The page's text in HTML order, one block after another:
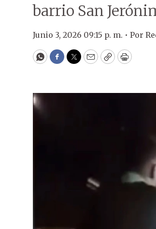
barrio San
Junio 3, 2026 09:15 p. m. • Por
WhatsApp
Facebook
Twitter
EmailCopyPrint